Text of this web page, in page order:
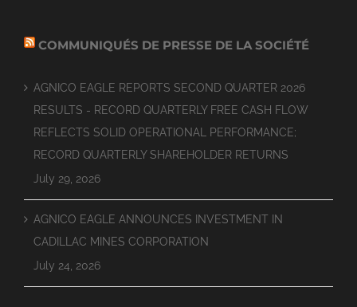
COMMUNIQUÉS DE PRESSE DE LA SOCIÉTÉ
AGNICO EAGLE REPORTS SECOND QUARTER 2026
RESULTS - RECORD QUARTERLY FREE CASH FLOW
REFLECTS SOLID OPERATIONAL PERFORMANCE;
RECORD QUARTERLY SHAREHOLDER RETURNS
July 29, 2026
AGNICO EAGLE ANNOUNCES INVESTMENT IN
CADILLAC MINES CORPORATION
July 24, 2026